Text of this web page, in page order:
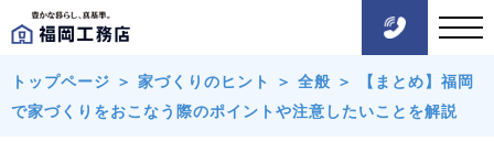
トップページ ＞ 家づくりのヒント ＞ 全般 ＞
【まとめ】福岡
で家づくりをおこなう際のポイントや注意したいことを解説